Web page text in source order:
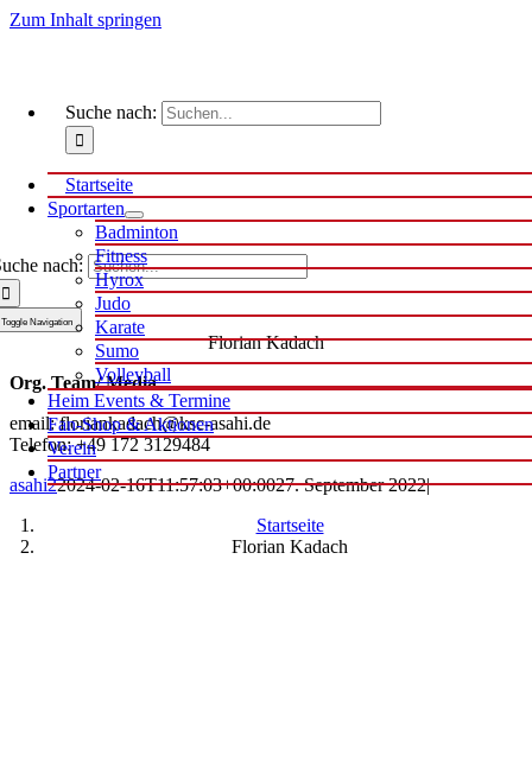
Zum Inhalt springen
nach:
Toggle Navigation
Startseite
Sportarten
Badminton
Fitness
Hyrox
Judo
Karate
Sumo
Volleyball
Heim Events & Termine
Fan-Shop & Aktionen
Verein
Partner
Suche nach:
Florian Kadach
Org. Team/ Media
email: floriankadach@ksc-asahi.de
Telefon: +49 172 3129484
asahi22024-02-16T11:57:03+00:0027. September 2022|
Startseite
Florian Kadach